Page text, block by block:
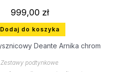
999,00 zł
Dodaj do koszyka
Zestawy podtynkowe